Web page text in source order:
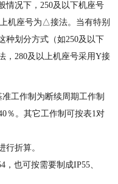
情况下， 250及以下机座号
机座号为△接法。当有特别
种划分方式（如250及以下
， 280及以上机座号采用Y接
准工作制为断续周期工作制
％。其它工作制可按表1对
行折算。
，也可按需要制成IP55、